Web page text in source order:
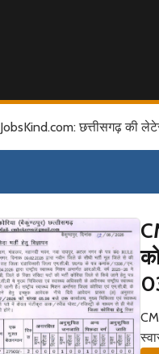
JobsKind.com: छत्तीसगढ़ की